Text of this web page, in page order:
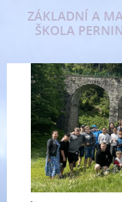
ZÁKLADNÍ A
ŠKOLA